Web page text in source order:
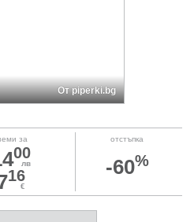
От piperki.bg
за
00
лв
16
€
отстъпка
-60%